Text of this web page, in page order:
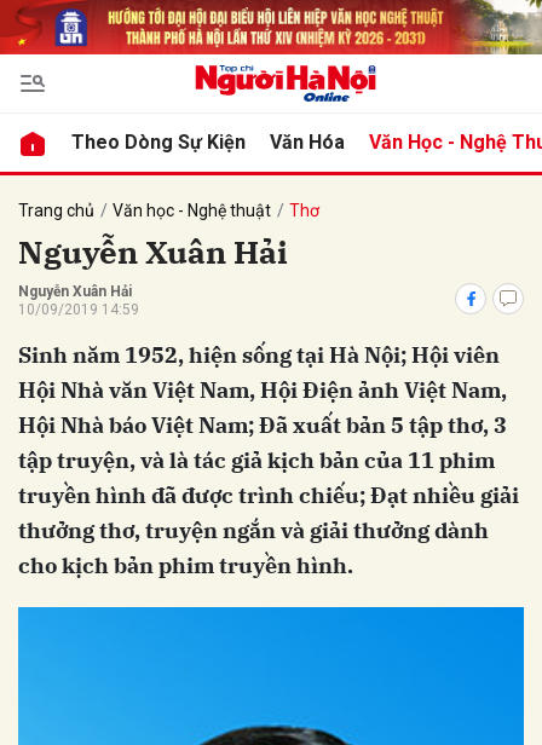
Theo Dòng Sự Kiện Văn Hóa Văn Học - Nghệ
Trang chủ Văn học - Nghệ thuật Thơ
Nguyễn Xuân Hải
Nguyễn Xuân Hải
10/09/2019 14:59
Sinh năm 1952, hiện sống tại Hà Nội; Hội viên
Hội Nhà văn Việt Nam, Hội Điện ảnh Việt Nam,
Hội Nhà báo Việt Nam; Đã xuất bản 5 tập thơ, 3
tập truyện, và là tác giả kịch bản của 11 phim
truyền hình đã được trình chiếu; Đạt nhiều giải
thưởng thơ, truyện ngắn và giải thưởng dành
cho kịch bản phim truyền hình.
luận
Hủy